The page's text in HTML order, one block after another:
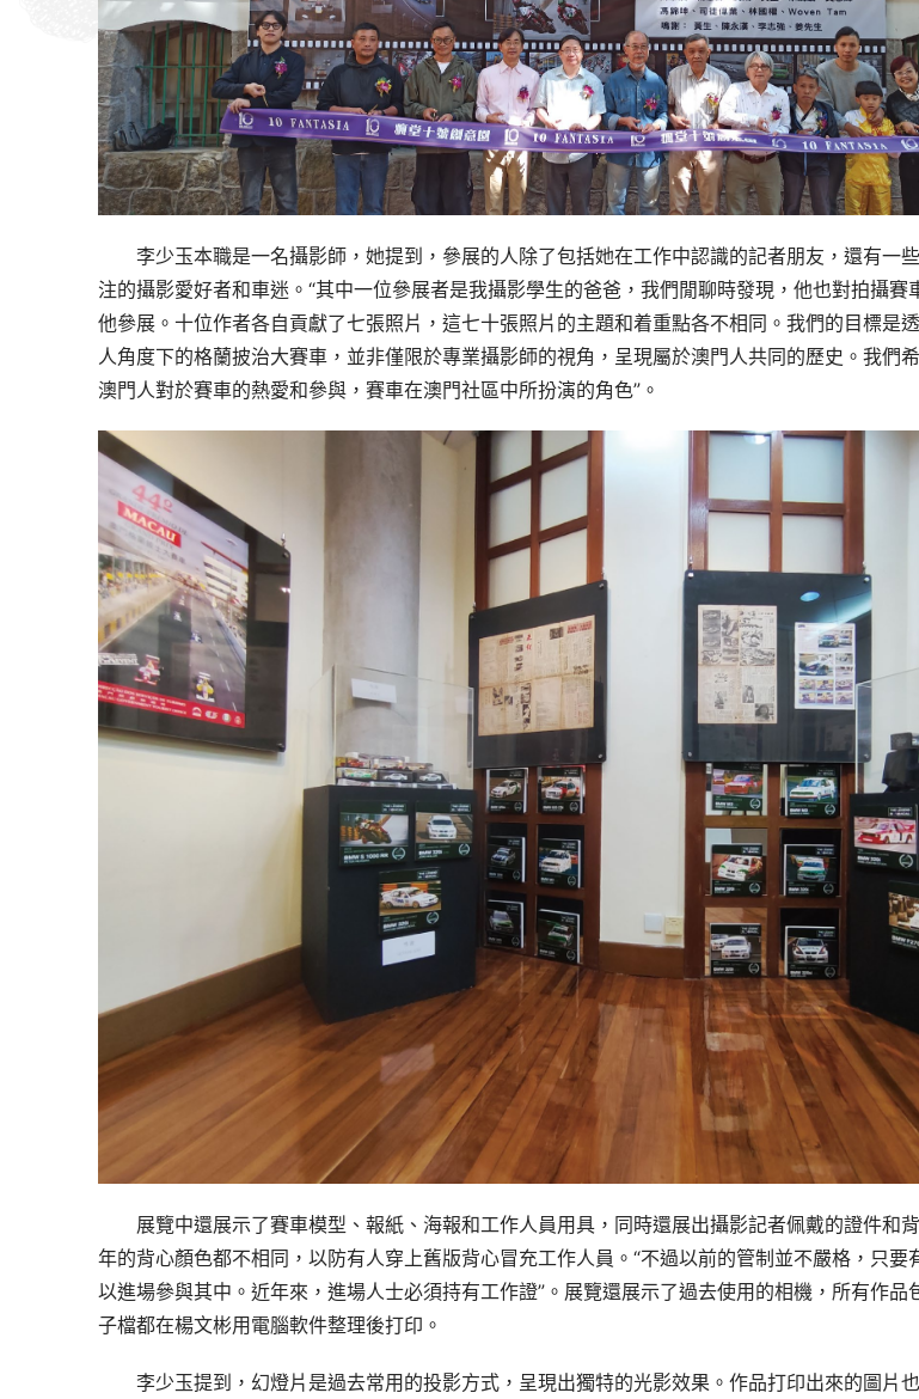
李少玉本職是一名攝影師，她提到，參展的人除了包括她在工作中認識的記者朋友，還有一
注的攝影愛好者和車迷。“其中一位參展者是我攝影學生的爸爸，我們閒聊時發現，他也對拍攝賽
他參展。十位作者各自貢獻了七張照片，這七十張照片的主題和着重點各不相同。我們的目標是
人角度下的格蘭披治大賽車，並非僅限於專業攝影師的視角，呈現屬於澳門人共同的歷史。我們
澳門人對於賽車的熱愛和參與，賽車在澳門社區中所扮演的角色”。
展覽中還展示了賽車模型、報紙、海報和工作人員用具，同時還展出攝影記者佩戴的證件和
年的背心顏色都不相同，以防有人穿上舊版背心冒充工作人員。“不過以前的管制並不嚴格，只要
以進場參與其中。近年來，進場人士必須持有工作證”。展覽還展示了過去使用的相機，所有作品
子檔都在楊文彬用電腦軟件整理後打印。
李少玉提到，幻燈片是過去常用的投影方式，呈現出獨特的光影效果。作品打印出來的圖片